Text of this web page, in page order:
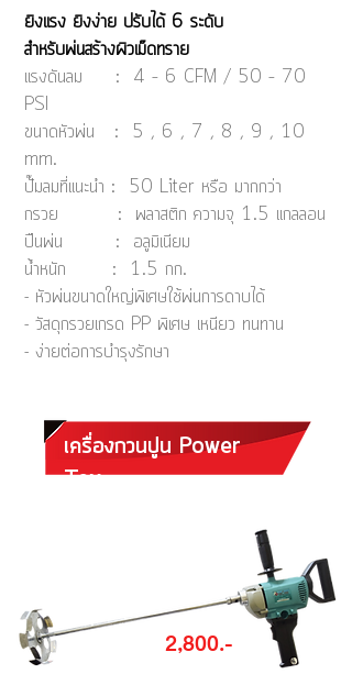
ยิงแรง ยิงง่าย ปรับได้ 6 ระดับ
สำหรับพ่นสร้างผิวเม็ดทราย
แรงดันลม : 4 – 6 CFM / 50 – 70
PSI
ขนาดหัวพ่น : 5 , 6 , 7 , 8 , 9 , 10
mm.
ปั๊มลมที่แนะนำ : 50 Liter หรือ มากกว่า
กรวย : พลาสติก ความจุ 1.5 แกลลอน
ปืนพ่น : อลูมิเนียม
น้ำหนัก : 1.5 กก.
- หัวพ่นขนาดใหญ่พิเศษใช้พ่นการดาบได้
- วัสดุกรวยเกรด PP พิเศษ เหนียว ทนทาน
- ง่ายต่อการบำรุงรักษา
เครื่องกวนปูน Power
Tex
2,800.-